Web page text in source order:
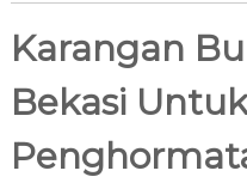
Karangan
Bekasi Untuk